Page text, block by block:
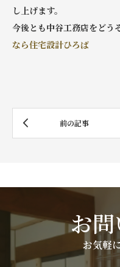
し上げます。
今後とも中谷工務店をどう
なら住宅設計ひろば
お
お気軽